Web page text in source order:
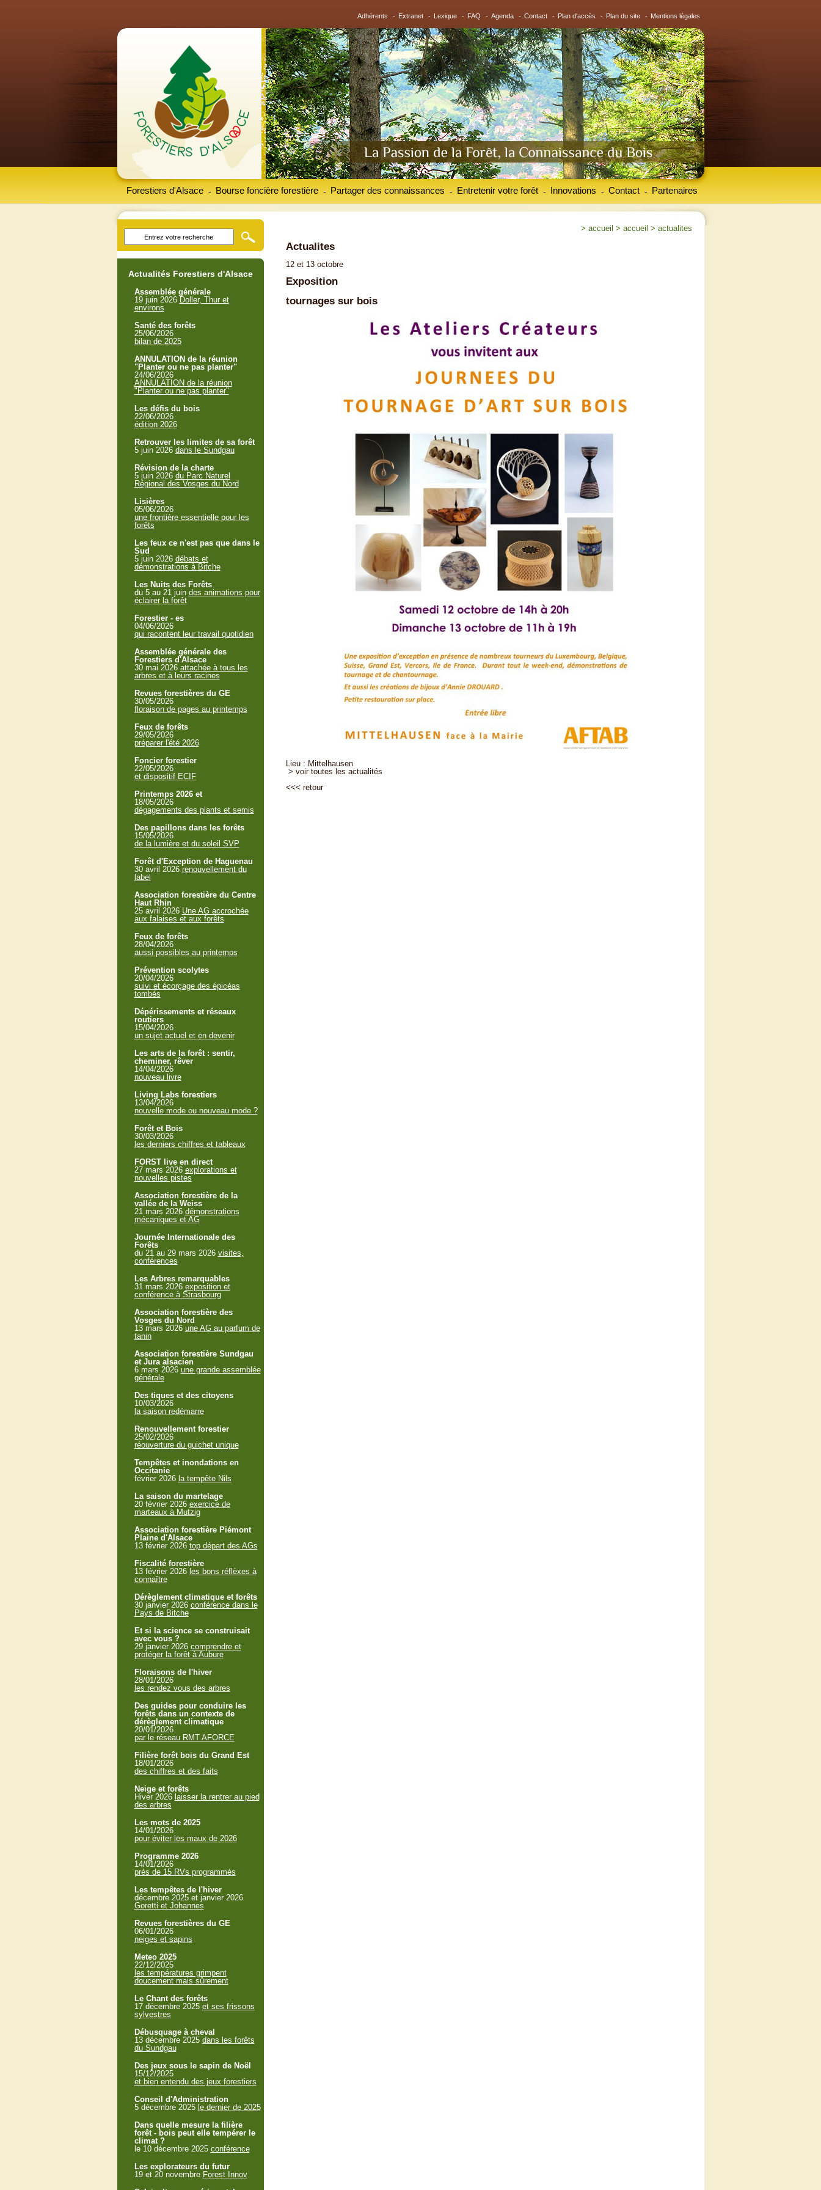
Adhérents - Extranet - Lexique - FAQ - Agenda - Contact - Plan d'accès - Plan du site - Mentions légales
Forestiers d'Alsace Bourse foncière forestière
- Partager des connaissances
- Entretenir votre forêt
- Innovations
- Contact
- Partenaires
-
> accueil > accueil > actualites
Actualites
12 et 13 octobre
Exposition
tournages sur bois
Lieu : Mittelhausen
> voir toutes les actualités
<<< retour
Actualités Forestiers d'Alsace
Assemblée générale
19 juin 2026 Doller, Thur et
environs
Santé des forêts
25/06/2026
bilan de 2025
ANNULATION de la réunion
"Planter ou ne pas planter"
24/06/2026
ANNULATION de la réunion
"Planter ou ne pas planter"
Les défis du bois
22/06/2026
édition 2026
Retrouver les limites de sa forêt
5 juin 2026 dans le Sundgau
Révision de la charte
5 juin 2026 du Parc Naturel
Régional des Vosges du Nord
Lisières
05/06/2026
une frontière essentielle pour les
forêts
Les feux ce n'est pas que dans le
Sud
5 juin 2026 débats et
démonstrations à Bitche
Les Nuits des Forêts
du 5 au 21 juin des animations pour
éclairer la forêt
Forestier - es
04/06/2026
qui racontent leur travail quotidien
Assemblée générale des
Forestiers d'Alsace
30 mai 2026 attachée à tous les
arbres et à leurs racines
Revues forestières du GE
30/05/2026
floraison de pages au printemps
Feux de forêts
29/05/2026
préparer l'été 2026
Foncier forestier
22/05/2026
et dispositif ECIF
Printemps 2026 et
18/05/2026
dégagements des plants et semis
Des papillons dans les forêts
15/05/2026
de la lumière et du soleil SVP
Forêt d'Exception de Haguenau
30 avril 2026 renouvellement du
label
Association forestière du Centre
Haut Rhin
25 avril 2026 Une AG accrochée
aux falaises et aux forêts
Feux de forêts
28/04/2026
aussi possibles au printemps
Prévention scolytes
20/04/2026
suivi et écorçage des épicéas
tombés
Dépérissements et réseaux
routiers
15/04/2026
un sujet actuel et en devenir
Les arts de la forêt : sentir,
cheminer, rêver
14/04/2026
nouveau livre
Living Labs forestiers
13/04/2026
nouvelle mode ou nouveau mode ?
Forêt et Bois
30/03/2026
les derniers chiffres et tableaux
FORST live en direct
27 mars 2026 explorations et
nouvelles pistes
Association forestière de la
vallée de la Weiss
21 mars 2026 démonstrations
mécaniques et AG
Journée Internationale des
Forêts
du 21 au 29 mars 2026 visites,
conférences
Les Arbres remarquables
31 mars 2026 exposition et
conférence à Strasbourg
Association forestière des
Vosges du Nord
13 mars 2026 une AG au parfum de
tanin
Association forestière Sundgau
et Jura alsacien
6 mars 2026 une grande assemblée
générale
Des tiques et des citoyens
10/03/2026
la saison redémarre
Renouvellement forestier
25/02/2026
réouverture du guichet unique
Tempêtes et inondations en
Occitanie
février 2026 la tempête Nils
La saison du martelage
20 février 2026 exercice de
marteaux à Mutzig
Association forestière Piémont
Plaine d'Alsace
13 février 2026 top départ des AGs
Fiscalité forestière
13 février 2026 les bons réflèxes à
connaître
Dérèglement climatique et forêts
30 janvier 2026 conférence dans le
Pays de Bitche
Et si la science se construisait
avec vous ?
29 janvier 2026 comprendre et
protéger la forêt à Aubure
Floraisons de l'hiver
28/01/2026
les rendez vous des arbres
Des guides pour conduire les
forêts dans un contexte de
dérèglement climatique
20/01/2026
par le réseau RMT AFORCE
Filière forêt bois du Grand Est
18/01/2026
des chiffres et des faits
Neige et forêts
Hiver 2026 laisser la rentrer au pied
des arbres
Les mots de 2025
14/01/2026
pour éviter les maux de 2026
Programme 2026
14/01/2026
près de 15 RVs programmés
Les tempêtes de l'hiver
décembre 2025 et janvier 2026
Goretti et Johannes
Revues forestières du GE
06/01/2026
neiges et sapins
Meteo 2025
22/12/2025
les températures grimpent
doucement mais sûrement
Le Chant des forêts
17 décembre 2025 et ses frissons
sylvestres
Débusquage à cheval
13 décembre 2025 dans les forêts
du Sundgau
Des jeux sous le sapin de Noël
15/12/2025
et bien entendu des jeux forestiers
Conseil d'Administration
5 décembre 2025 le dernier de 2025
Dans quelle mesure la filière
forêt - bois peut elle tempérer le
climat ?
le 10 décembre 2025 conférence
Les explorateurs du futur
19 et 20 novembre Forest Innov